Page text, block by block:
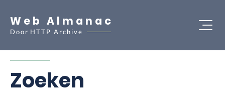
Web Almanac
Door HTTP Archive
Zoeken